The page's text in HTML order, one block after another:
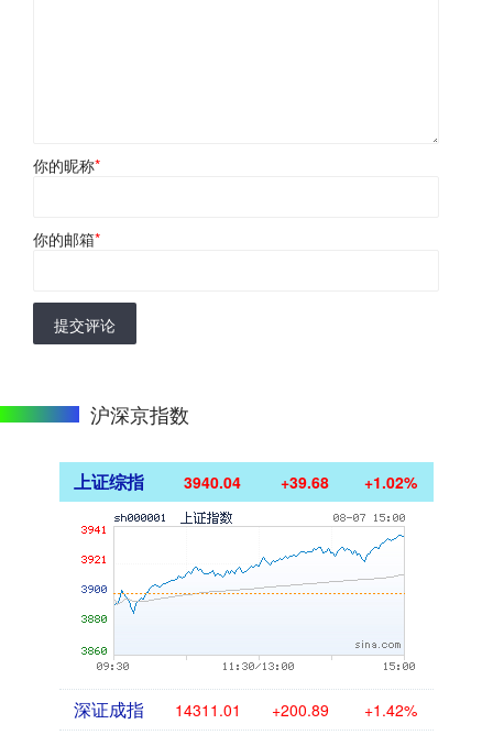
你的昵称*
你的邮箱*
提交评论
沪深京指数
上证综指 3940.04 +39.68 +1.02%
深证成指 14311.01 +200.89 +1.42%